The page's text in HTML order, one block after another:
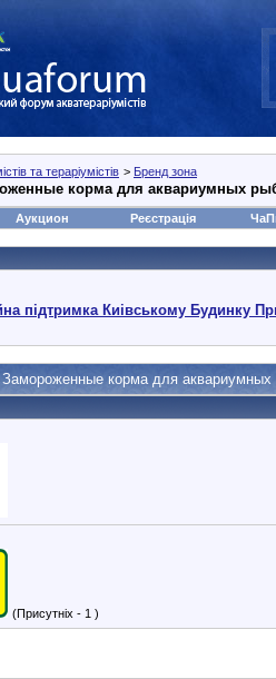
та тераріумістів > Бренд зона
корма для аквариумных
Аукцион Реєстрація
підтримка Киівському Будинку
корма для аквариумных
(Присутніх - 1 )